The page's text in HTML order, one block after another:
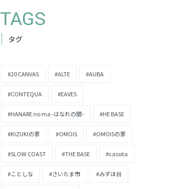
TAGS
タグ
#20 CANVAS #ALTE #AUBA
#CONTEQUA #EAVES
#HANARE no ma -はなれの間- #HE BASE
#KIZUKIの家 #OMOIS #OMOISの家
#SLOW COAST #THE BASE #cassita
#ことしな #さいたま市 #みずほ台